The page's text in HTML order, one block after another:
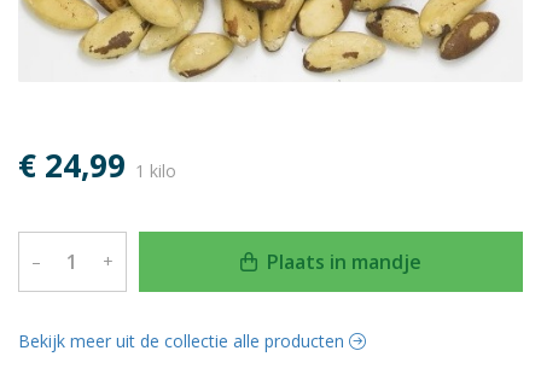
€ 24,99 1 kilo
– + Plaats in mandje
Bekijk meer uit de collectie alle producten